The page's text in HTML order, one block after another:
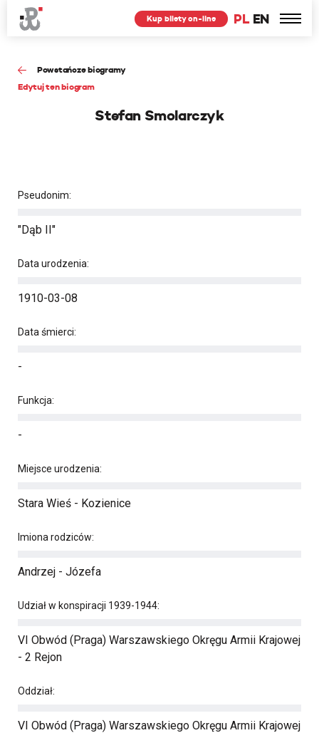
PL EN
Kup bilety on-line
Powstańcze biogramy
Edytuj ten biogram
Stefan Smolarczyk
Pseudonim:
"Dąb II"
Data urodzenia:
1910-03-08
Data śmierci:
-
Funkcja:
-
Miejsce urodzenia:
Stara Wieś - Kozienice
Imiona rodziców:
Andrzej - Józefa
Udział w konspiracji 1939-1944:
VI Obwód (Praga) Warszawskiego Okręgu Armii Krajowej
- 2 Rejon
Oddział:
VI Obwód (Praga) Warszawskiego Okręgu Armii Krajowej